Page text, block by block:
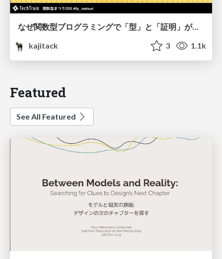
なぜ関数型プログラミングで「型」と「証明」が語られるのか #fp_matsuri
kajitack
3 1.1k
Featured
See All Featured